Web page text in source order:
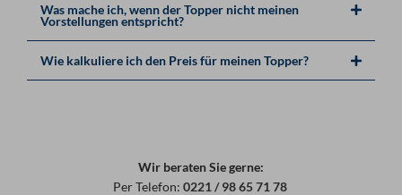
Was mache ich, wenn der Topper nicht meinen
Vorstellungen entspricht?
Wie kalkuliere ich den Preis für meinen Topper?
Wir beraten Sie gerne:
Per Telefon: 0221 / 98 65 71 78